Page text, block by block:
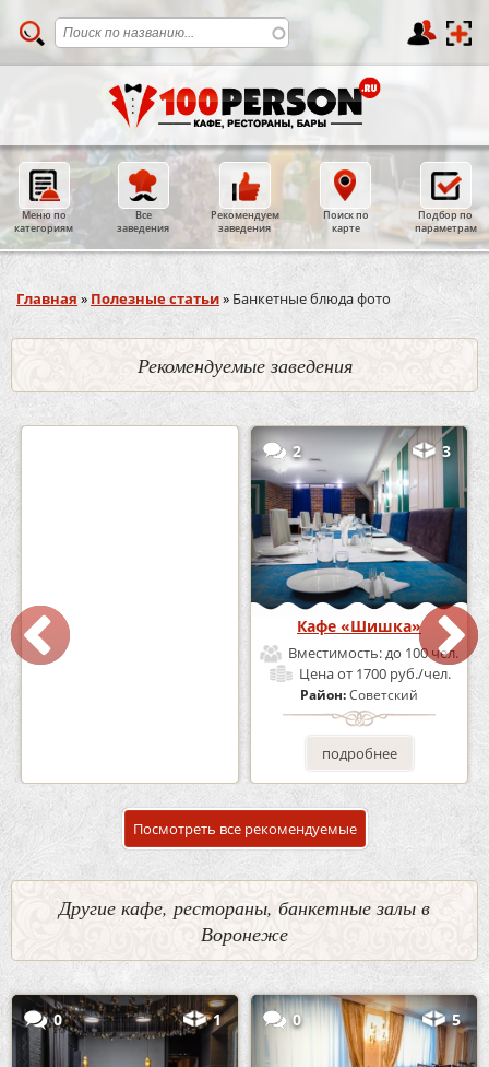
Меню по
категориям
Все
заведения
Рекомендуем
заведения
Поиск по
карте
Подбор по
параметрам
Вы здесь
Главная » Полезные статьи» Банкетные блюда фото
Рекомендуемые заведения
Кафе-Бар Бермуды
Вместимость:
2 3
Кафе «Шишка»
Вместимость:до 100 чел.
Ценаот 1700 руб./чел.
Район:Советский
подробнее
Посмотреть все рекомендуемые
Другие кафе, рестораны, банкетные залы в
Воронеже
0 1 0 5